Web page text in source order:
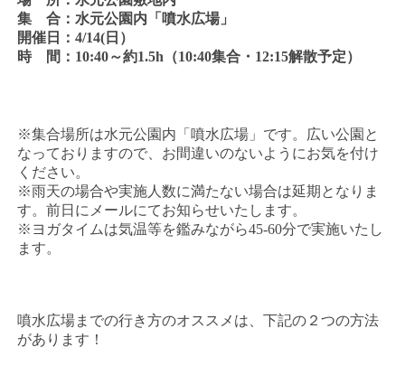
集 合：水元公園内「噴水広場」
開催日：4/14(日）
時 間：10:40～約1.5h（10:40集合・12:15解散予定）
※集合場所は水元公園内「噴水広場」です。広い公園と
なっておりますので、お間違いのないようにお気を付け
ください。
※雨天の場合や実施人数に満たない場合は延期となりま
す。前日にメールにてお知らせいたします。
※ヨガタイムは気温等を鑑みながら45-60分で実施いたし
ます。
噴水広場までの行き方のオススメは、下記の２つの方法
があります！